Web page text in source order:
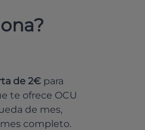
de 2€ para
te ofrece OCU
de mes,
completo.